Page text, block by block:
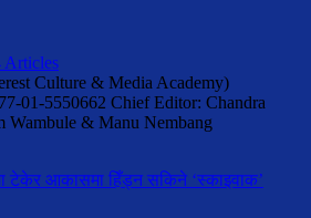
Articles
Culture & Media Academy)
01-5550662 Chief Editor: Chandra
Wambule & Manu Nembang
टेकेर आकासमा हिँड्न सकिने ‘स्काइवाक’